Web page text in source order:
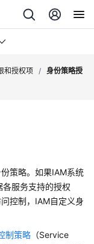
和授权项 / 身份策略授
策略。如果IAM系统
服务支持的授权
控制，IAM自定义身
制策略 （Service